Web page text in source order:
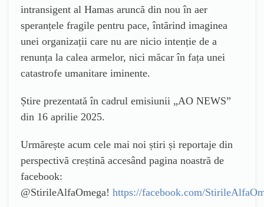
intransigent al Hamas aruncă din nou în aer
speranțele fragile pentru pace, întărind imaginea
unei organizații care nu are nicio intenție de a
renunța la calea armelor, nici măcar în fața unei
catastrofe umanitare iminente.
Știre prezentată în cadrul emisiunii „AO NEWS”
din 16 aprilie 2025.
Urmărește acum cele mai noi știri și reportaje din
perspectivă creștină accesând pagina noastră de
facebook:
@StirileAlfaOmega! https://facebook.com/